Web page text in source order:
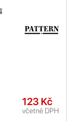
123 Kč
včetně DPH